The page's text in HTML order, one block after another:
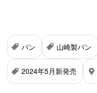
パン 山崎製パン
2024年5月新発売